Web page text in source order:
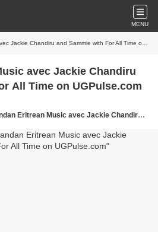
MENU
Chandiru and Sammie with For All Time on UGPulse.com
avec Jackie Chandiru
All Time on UGPulse.com
avec Jackie Chandiru and Sammie, Ma solange oussou , Africa,